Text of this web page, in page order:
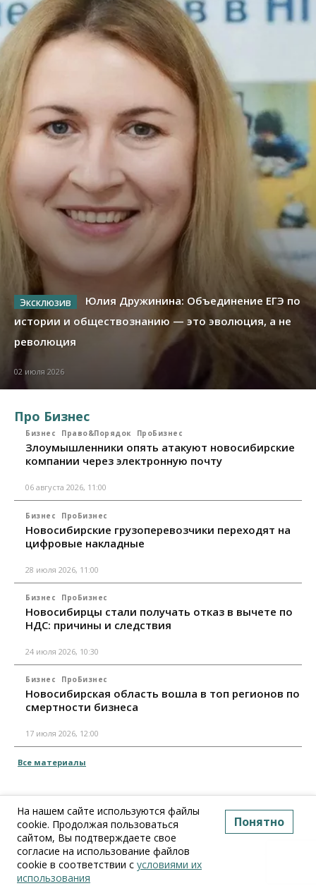
Юлия Дружинина: Объединение ЕГЭ по
истории и обществознанию — это эволюция, а не
революция
02 июля 2026
Про Бизнес
Бизнес Право&Порядок ПроБизнес
Злоумышленники опять атакуют новосибирские
компании через электронную почту
06 августа 2026, 11:00
Бизнес ПроБизнес
Новосибирские грузоперевозчики переходят на
цифровые накладные
28 июля 2026, 11:00
Бизнес ПроБизнес
Новосибирцы стали получать отказ в вычете по
НДС: причины и следствия
24 июля 2026, 10:30
Бизнес ПроБизнес
Новосибирская область вошла в топ регионов по
смертности бизнеса
17 июля 2026, 12:00
Все материалы
На нашем сайте используются файлы
cookie. Продолжая пользоваться
сайтом, Вы подтверждаете свое
согласие на использование файлов
cookie в соответствии с условиями их
использования
Понятно